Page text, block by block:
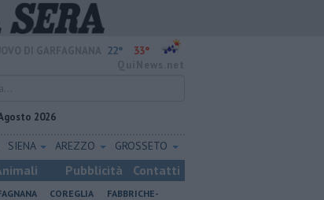
22° 33°
2026
SIENA AREZZO GROSSETO
Pubblicità Contatti
COREGLIA
FABBRICHE-